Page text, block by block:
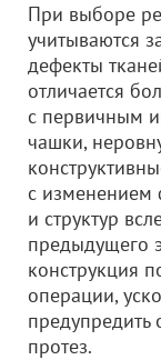
При выборе
учитываются
дефекты
отличается
с первичным
чашки,
с изменением
и структур
предыдущего
конструкция
операции,
протез.